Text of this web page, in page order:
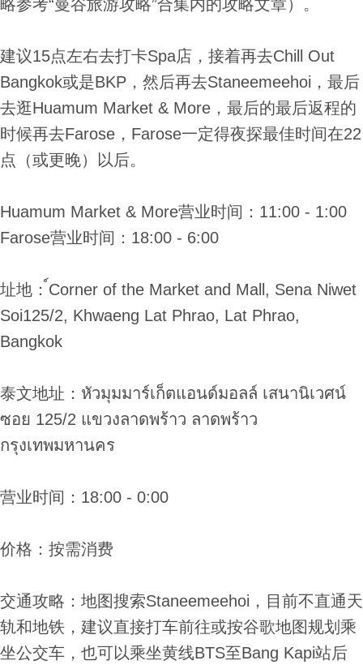
略参考“曼谷旅游攻略”合集内的攻略文章）。
建议15点左右去打卡Spa店，接着再去Chill Out
Bangkok或是BKP，然后再去Staneemeehoi，最后
去逛Huamum Market & More，最后的最后返程的
时候再去Farose，Farose一定得夜探最佳时间在22
点（或更晚）以后。
Huamum Market & More营业时间：11:00 - 1:00
Farose营业时间：18:00 - 6:00
址地：์Corner of the Market and Mall, Sena Niwet
Soi125/2, Khwaeng Lat Phrao, Lat Phrao,
Bangkok
泰文地址：หัวมุมมาร์เก็ตแอนด์มอลล์ เสนานิเวศน์
ซอย 125/2 แขวงลาดพร้าว ลาดพร้าว
กรุงเทพมหานคร
营业时间：18:00 - 0:00
价格：按需消费
交通攻略：地图搜索Staneemeehoi，目前不直通天
轨和地铁，建议直接打车前往或按谷歌地图规划乘
坐公交车，也可以乘坐黄线BTS至Bang Kapi站后